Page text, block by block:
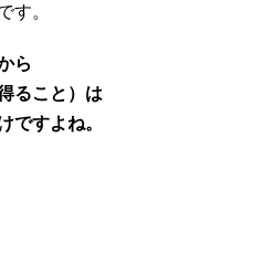
す。
ら
ること）は
ですよね。